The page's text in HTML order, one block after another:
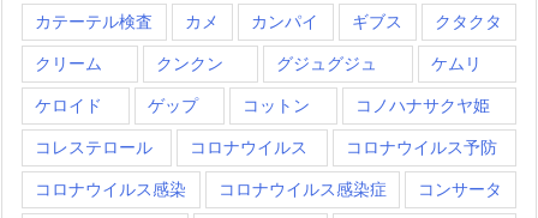
カテーテル検査 カメ カンパイ ギブス クタクタ
クリーム クンクン グジュグジュ ケムリ
ケロイド ゲップ コットン コノハナサクヤ姫
コレステロール コロナウイルス コロナウイルス予防
コロナウイルス感染 コロナウイルス感染症 コンサータ